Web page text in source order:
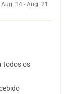
Aug. 14 - Aug. 21
todos os